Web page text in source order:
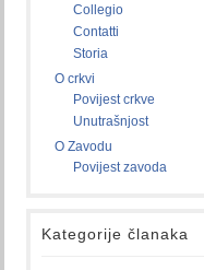
Collegio
Contatti
Storia
O crkvi
Povijest crkve
Unutrašnjost
O Zavodu
Povijest zavoda
Kategorije članaka